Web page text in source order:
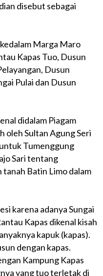
disebut sebagai
Marga Maro
Kapas Tuo, Dusun
Dusun
Pulai dan Dusun
didalam Piagam
oleh Sultan Agung Seri
Tumenggung
Sari tentang
tanah Batin Limo dalam
karena adanya Sungai
Kapas dikenal kisah
kapuk (kapas).
dengan kapas.
Kampung Kapas
yang tuo terletak di